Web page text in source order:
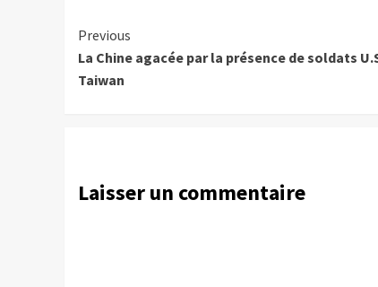
Continue
Reading
Previous
La Chine agacée par la présence de soldats
Taiwan
Laisser un commentaire